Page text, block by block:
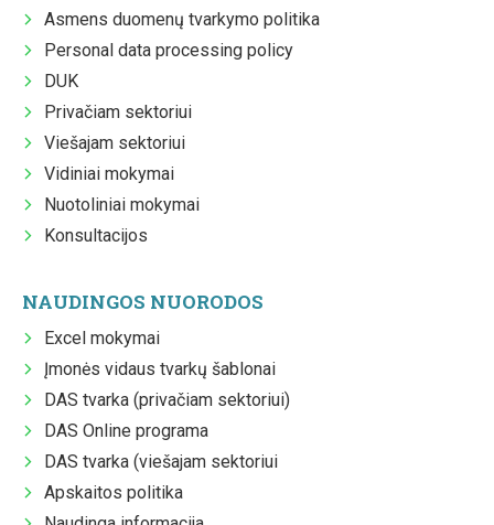
Asmens duomenų tvarkymo politika
Personal data processing policy
DUK
Privačiam sektoriui
Viešajam sektoriui
Vidiniai mokymai
Nuotoliniai mokymai
Konsultacijos
NAUDINGOS NUORODOS
Excel mokymai
Įmonės vidaus tvarkų šablonai
DAS tvarka (privačiam sektoriui)
DAS Online programa
DAS tvarka (viešajam sektoriui
Apskaitos politika